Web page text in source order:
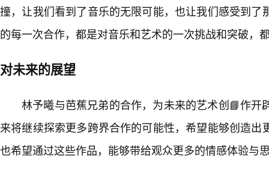
撞，让我们看到了音乐的无限可能，也让我们感受到了
的每一次合作，都是对音乐和艺术的一次挑战和突破，
对未来的展望
林予曦与芭蕉兄弟的合作，为未来的艺术创📘作开
来将继续探索更多跨界合作的可能性，希望能够创造出
也希望通过这些作品，能够带给观众更多的情感体验与